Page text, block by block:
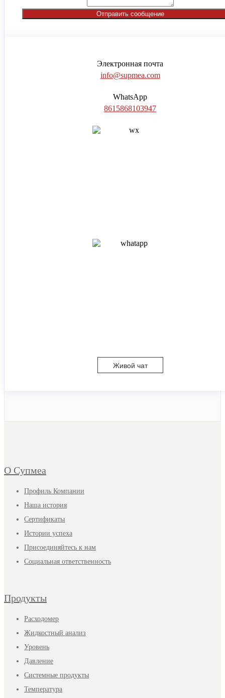
Отправить сообщение
Электронная почта
info@supmea.com
WhatsApp
8615868103947
Живой чат
О Супмеа
Профиль Компании
Наша история
Сертификаты
Истории успеха
Присоединяйтесь к нам
Социальная ответственность
Продукты
Расходомер
Жидкостный анализ
Уровень
Давление
Системные продукты
Температура